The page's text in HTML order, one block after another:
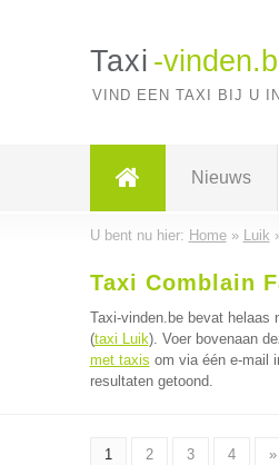
Taxi -
VIND EEN TAXI BIJ U
Nieuws
U bent nu hier: Home» Luik
Taxi Comblain
Taxi-vinden.be bevat helaas
(taxi Luik). Voer bovenaan
met taxis om via één e-mail
resultaten getoond.
1 2 3 4 »